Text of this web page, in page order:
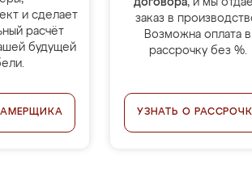
и сделает
расчёт
будущей
договора, и мы
заказ в
Возможна оплата в
рассрочку без %.
УЗНАТЬ О